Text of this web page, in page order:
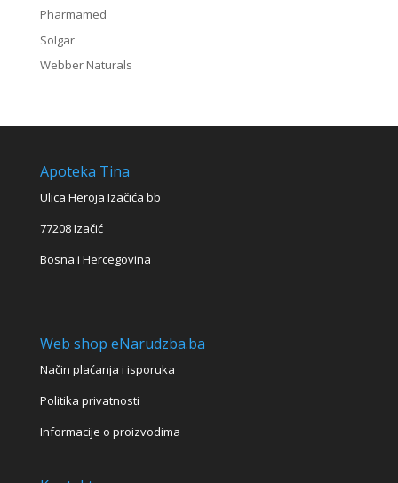
Pharmamed
Solgar
Webber Naturals
Apoteka Tina
Ulica Heroja Izačića bb
77208 Izačić
Bosna i Hercegovina
Web shop eNarudzba.ba
Način plaćanja i isporuka
Politika privatnosti
Informacije o proizvodima